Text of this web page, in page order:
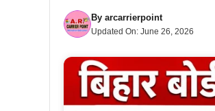
By arcarrierpoint
Updated On: June 26, 2026